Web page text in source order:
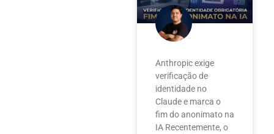
Anthropic exige
verificação de
identidade no
Claude e marca o
fim do anonimato na
IA Recentemente, o